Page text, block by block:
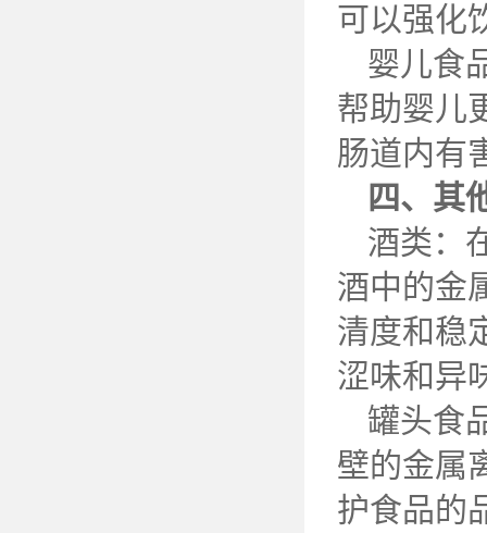
可以强化
婴儿食
帮助婴儿
肠道内有
四、其
酒类：
酒中的金
清度和稳
涩味和异
罐头食
壁的金属
护食品的